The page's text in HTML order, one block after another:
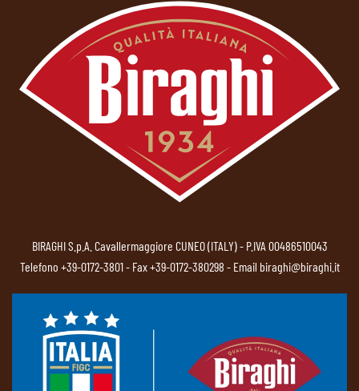
BIRAGHI S.p.A. Cavallermaggiore CUNEO (ITALY) - P.IVA 00486510043
Telefono +39-0172-3801- Fax +39-0172-380298 - Email biraghi@biraghi.it